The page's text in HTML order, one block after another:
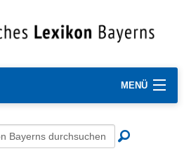
MENÜ